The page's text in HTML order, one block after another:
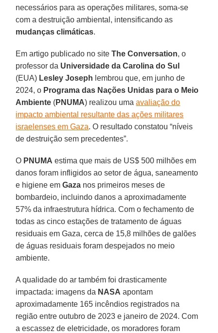
necessários para as operações militares, soma-se
com a destruição ambiental, intensificando as
mudanças climáticas.
Em artigo publicado no siteThe Conversation, o
professor da Universidade da Carolina do Sul
(EUA) Lesley Joseph lembrou que, em junho de
2024, o Programa das Nações Unidas para o Meio
Ambiente (PNUMA) realizou umaavaliação do
impacto ambiental resultante das ações militares
israelenses em Gaza. O resultado constatou “níveis
de destruição sem precedentes”.
O PNUMA estima que mais de US$ 500 milhões em
danos foram infligidos ao setor de água, saneamento
e higiene emGaza nos primeiros meses de
bombardeio, incluindo danos a aproximadamente
57% da infraestrutura hídrica. Com o fechamento de
todas as cinco estações de tratamento de águas
residuais em Gaza, cerca de 15,8 milhões de galões
de águas residuais foram despejados no meio
ambiente.
A qualidade do ar também foi drasticamente
impactada: imagens da NASA apontam
aproximadamente 165 incêndios registrados na
região entre outubro de 2023 e janeiro de 2024. Com
a escassez de eletricidade, os moradores foram